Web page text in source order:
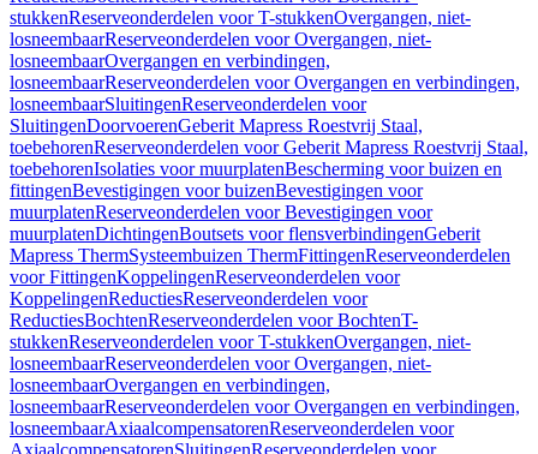
stukkenReserveonderdelen voor T-stukkenOvergangen, niet-
losneembaarReserveonderdelen voor Overgangen, niet-
losneembaarOvergangen en verbindingen,
losneembaarReserveonderdelen voor Overgangen en verbindingen,
losneembaarSluitingenReserveonderdelen voor
SluitingenDoorvoerenGeberit Mapress Roestvrij Staal,
toebehorenReserveonderdelen voor Geberit Mapress Roestvrij Staal,
toebehorenIsolaties voor muurplatenBescherming voor buizen en
fittingenBevestigingen voor buizenBevestigingen voor
muurplatenReserveonderdelen voor Bevestigingen voor
muurplatenDichtingenBoutsets voor flensverbindingenGeberit
Mapress ThermSysteembuizen ThermFittingenReserveonderdelen
voor FittingenKoppelingenReserveonderdelen voor
KoppelingenReductiesReserveonderdelen voor
ReductiesBochtenReserveonderdelen voor BochtenT-
stukkenReserveonderdelen voor T-stukkenOvergangen, niet-
losneembaarReserveonderdelen voor Overgangen, niet-
losneembaarOvergangen en verbindingen,
losneembaarReserveonderdelen voor Overgangen en verbindingen,
losneembaarAxiaalcompensatorenReserveonderdelen voor
AxiaalcompensatorenSluitingenReserveonderdelen voor